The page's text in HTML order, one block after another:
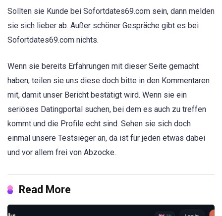
Sollten sie Kunde bei Sofortdates69.com sein, dann melden
sie sich lieber ab. Außer schöner Gespräche gibt es bei
Sofortdates69.com nichts.
Wenn sie bereits Erfahrungen mit dieser Seite gemacht
haben, teilen sie uns diese doch bitte in den Kommentaren
mit, damit unser Bericht bestätigt wird. Wenn sie ein
seriöses Datingportal suchen, bei dem es auch zu treffen
kommt und die Profile echt sind. Sehen sie sich doch
einmal unsere Testsieger an, da ist für jeden etwas dabei
und vor allem frei von Abzocke.
Read More